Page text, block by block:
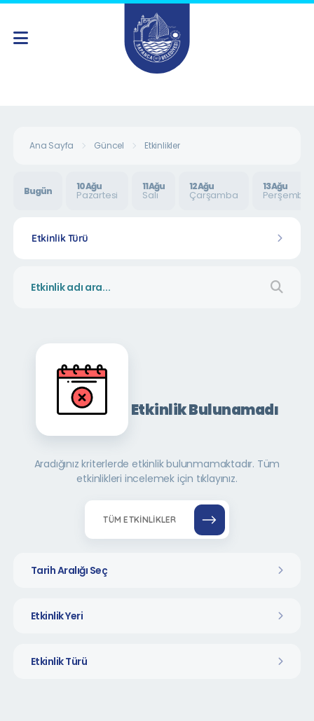
Tarih Aralığı Seç
Etkinlik Yeri
Etkinlik Türü
Ana Sayfa Güncel Etkinlikler
Bugün 10 Ağu
Pazartesi
11 Ağu
Salı
12 Ağu
Çarşamba
13 Ağu
Perşembe
Etkinlik Türü
Etkinlik Bulunamadı
Aradığınız kriterlerde etkinlik bulunmamaktadır. Tüm
etkinlikleri incelemek için tıklayınız.
TÜM ETKINLIKLER